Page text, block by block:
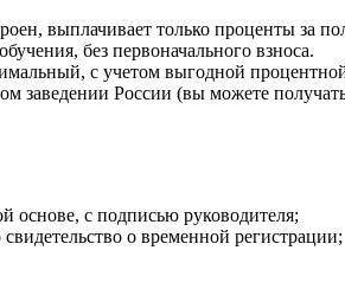
выплачивает только проценты за
без первоначального взноса.
с учетом выгодной
заведении России (вы можете
основе, с подписью руководителя;
о временной регистрации;